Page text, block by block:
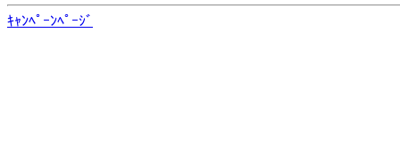
ｷｬﾝﾍﾟｰﾝﾍﾟｰｼﾞ